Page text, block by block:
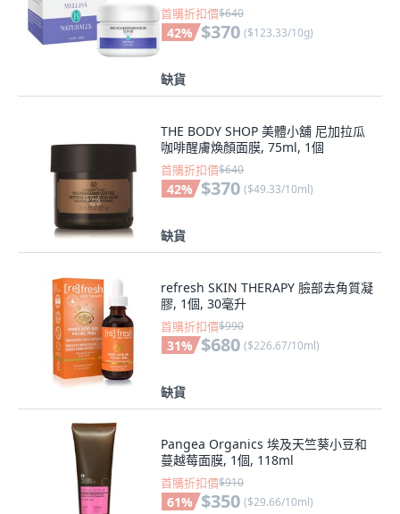
首購折扣價$640
42% $370 ($123.33/10g)
缺貨
THE BODY SHOP 美體小舖 尼加拉瓜
咖啡醒膚煥顏面膜, 75ml, 1個
首購折扣價$640
42% $370 ($49.33/10ml)
缺貨
refresh SKIN THERAPY 臉部去角質凝
膠, 1個, 30毫升
首購折扣價$990
31% $680 ($226.67/10ml)
缺貨
Pangea Organics 埃及天竺葵小豆和
蔓越莓面膜, 1個, 118ml
首購折扣價$910
61% $350 ($29.66/10ml)